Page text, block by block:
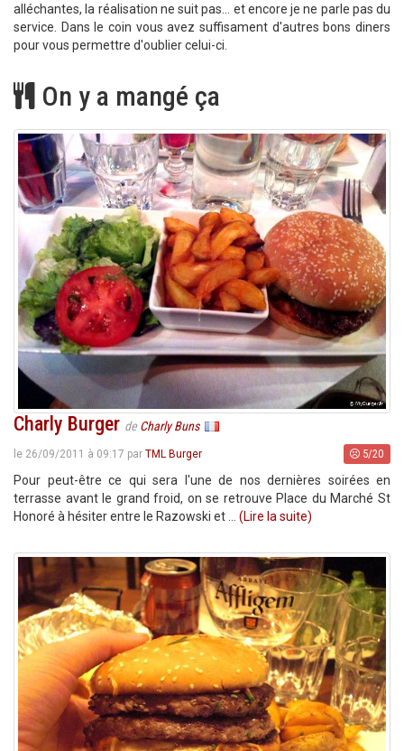
alléchantes, la réalisation ne suit pas... et encore je ne parle pas du
service. Dans le coin vous avez suffisament d'autres bons diners
pour vous permettre d'oublier celui-ci.
On y a mangé ça
Charly Burger de Charly Buns
le 26/09/2011 à 09:17 par TML Burger 5/20
Pour peut-être ce qui sera l'une de nos dernières soirées en
terrasse avant le grand froid, on se retrouve Place du Marché St
Honoré à hésiter entre le Razowski et ... (Lire la suite)